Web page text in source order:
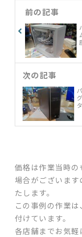
前の記事
次の記事
価格は作業当時の
場合がございま
たします。
この事例の作業
付けています。
各店舗までお気軽